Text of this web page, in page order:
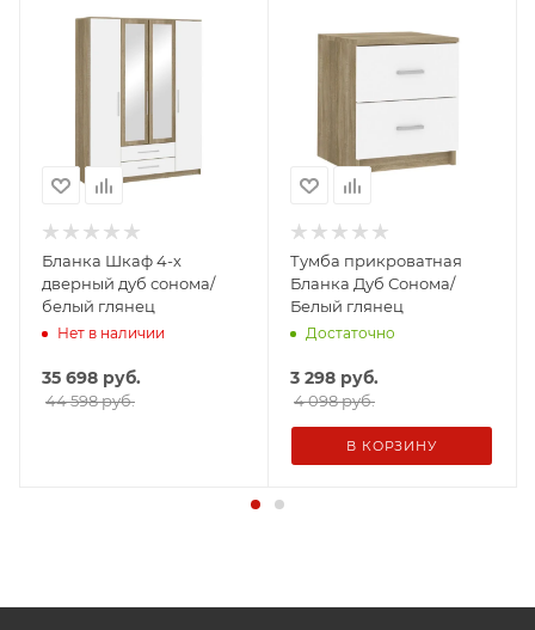
Бланка Шкаф 4-х
дверный дуб сонома/
белый глянец
Нет в наличии
35 698 руб.
44 598 руб.
Тумба прикроватная
Бланка Дуб Сонома/
Белый глянец
Достаточно
3 298 руб.
4 098 руб.
В КОРЗИНУ